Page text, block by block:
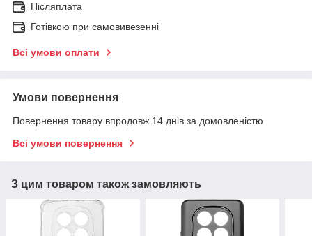
Післяплата
Готівкою при самовивезенні
Всі умови оплати
Умови повернення
Повернення товару впродовж 14 днів за домовленістю
Всі умови повернення
З цим товаром також замовляють